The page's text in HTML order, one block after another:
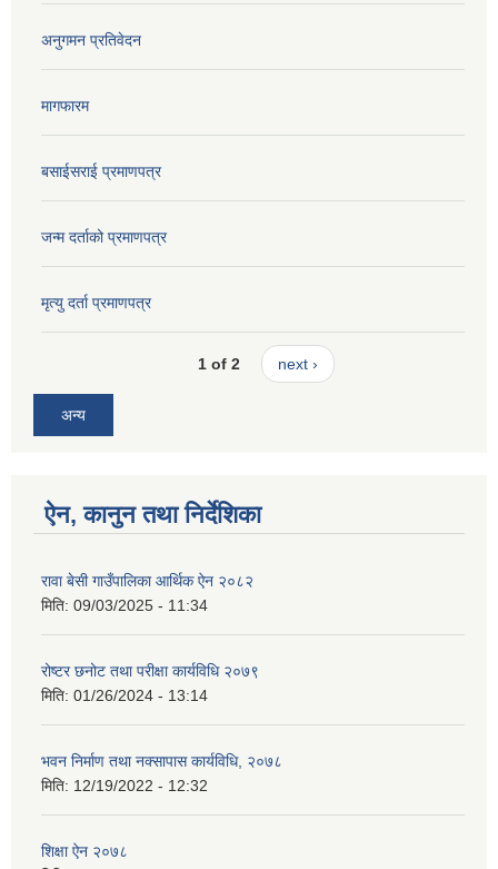
अनुगमन प्रतिवेदन
मागफारम
बसाईसराई प्रमाणपत्र
जन्म दर्ताको प्रमाणपत्र
मृत्यु दर्ता प्रमाणपत्र
1 of 2 next ›
अन्य
ऐन, कानुन तथा निर्देशिका
रावा बेसी गाउँपालिका आर्थिक ऐन २०८२
मिति: 09/03/2025 - 11:34
रोष्टर छनोट तथा परीक्षा कार्यविधि २०७९
मिति: 01/26/2024 - 13:14
भवन निर्माण तथा नक्सापास कार्यविधि, २०७८
मिति: 12/19/2022 - 12:32
शिक्षा ऐन २०७८